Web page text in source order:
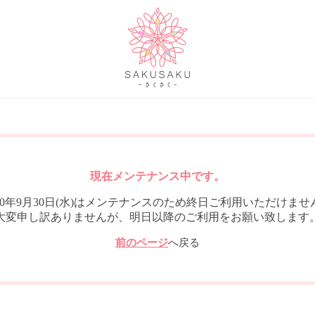
現在メンテナンス中です。
年9月30日(水)はメンテナンスのため終日ご利用いただけませ
変申し訳ありませんが、明日以降のご利用をお願い致します
前のページへ戻る